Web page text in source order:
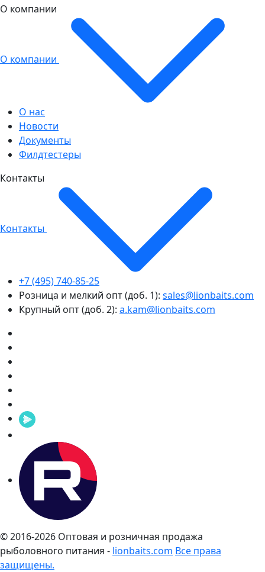
О компании
О компании
О нас
Новости
Документы
Филдтестеры
Контакты
Контакты
+7 (495) 740-85-25
Розница и мелкий опт (доб. 1): sales@lionbaits.com
Крупный опт (доб. 2): a.kam@lionbaits.com
© 2016-2026 Оптовая и розничная продажа
рыболовного питания - lionbaits.com Все права
защищены.